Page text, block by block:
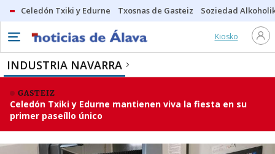
Celedón Txiki y Edurne Txosnas de Gasteiz Soziedad
Kiosko
INDUSTRIA NAVARRA
GASTEIZ
Celedón Txiki y Edurne mantienen viva la fiesta en su
primer paseíllo único